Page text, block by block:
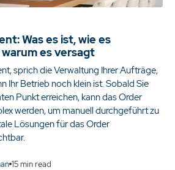
Was es ist, wie es
es versagt
sprich die Verwaltung Ihrer Aufträge,
Ihr Betrieb noch klein ist. Sobald Sie
Punkt erreichen, kann das Order
werden, um manuell durchgeführt zu
Lösungen für das Order
15min read